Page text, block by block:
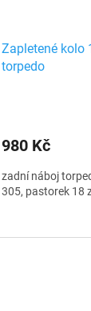
Zapletené kolo
torpedo
980 Kč
zadní náboj
305, pastorek 18